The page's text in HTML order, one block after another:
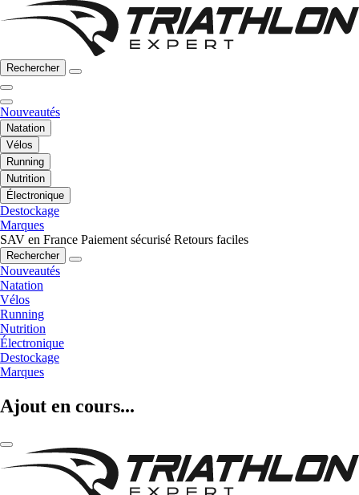
Rechercher
Nouveautés
Natation
Vélos
Running
Nutrition
Électronique
Destockage
Marques
SAV en France Paiement sécurisé Retours faciles
Rechercher
Nouveautés
Natation
Vélos
Running
Nutrition
Électronique
Destockage
Marques
Ajout en cours...